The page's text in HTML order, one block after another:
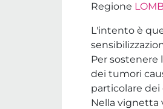
Regione
L'intento è
Per sostenere
dei tumori
particolare dei
Nella vignetta